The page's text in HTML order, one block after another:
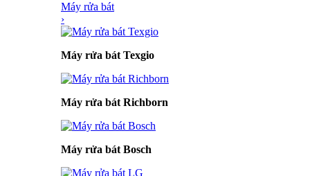
Máy rửa bát
›
Máy rửa bát Texgio
Máy rửa bát Richborn
Máy rửa bát Bosch